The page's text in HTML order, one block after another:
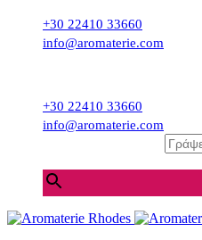
+30 22410 33660
info@aromaterie.com
+30 22410 33660
info@aromaterie.com